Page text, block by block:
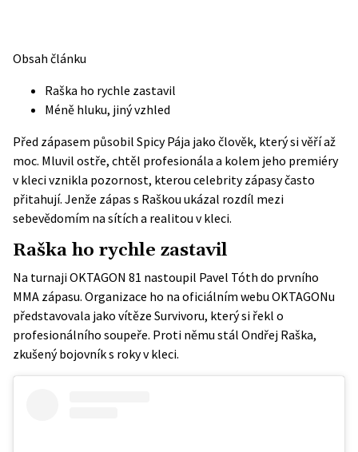
Obsah článku
Raška ho rychle zastavil
Méně hluku, jiný vzhled
Před zápasem působil Spicy Pája jako člověk, který si věří až
moc. Mluvil ostře, chtěl profesionála a kolem jeho premiéry
v kleci vznikla pozornost, kterou celebrity zápasy často
přitahují. Jenže zápas s Raškou ukázal rozdíl mezi
sebevědomím na sítích a realitou v kleci.
Raška ho rychle zastavil
Na turnaji OKTAGON 81 nastoupil Pavel Tóth do prvního
MMA zápasu. Organizace ho na oficiálním webu OKTAGONu
představovala jako vítěze Survivoru, který si řekl o
profesionálního soupeře. Proti němu stál Ondřej Raška,
zkušený bojovník s roky v kleci.